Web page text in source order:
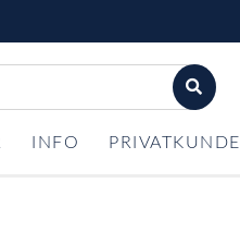
INFO PRIVATKUNDE